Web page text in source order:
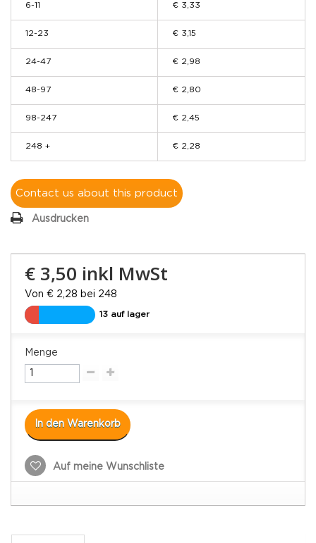
6-11 € 3,33
12-23 € 3,15
24-47 € 2,98
48-97 € 2,80
98-247 € 2,45
248 + € 2,28
Contact us about this product
Ausdrucken
€ 3,50 inkl MwSt
Von € 2,28 bei 248
13 auf lager
Menge
In den Warenkorb
Auf meine Wunschliste